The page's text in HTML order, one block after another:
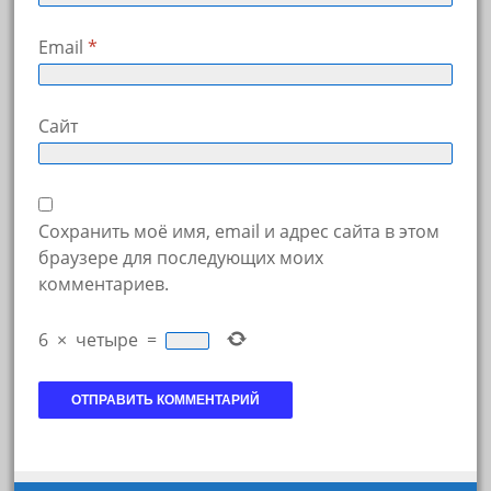
Email *
Сайт
Сохранить моё имя, email и адрес сайта в этом
браузере для последующих моих
комментариев.
6 × четыре =